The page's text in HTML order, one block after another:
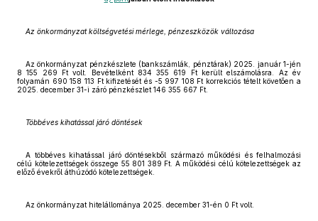
Az önkormányzat költségvetési mérlege, pénzeszközök változása
Az önkormányzat pénzkészlete (bankszámlák, pénztárak) 2025. január 1-jén
8 155 269 Ft volt. Bevételként 834 355 619 Ft került elszámolásra. Az év
folyamán 690 158 113 Ft kifizetését és -5 997 108 Ft korrekciós tételt követően a
2025. december 31-i záró pénzkészlet 146 355 667 Ft.
Többéves kihatással járó döntések
A többéves kihatással járó döntésekből származó működési és felhalmozási
célú kötelezettségek összege 55 801 389 Ft. A működési célú kötelezettségek az
előző évekről áthúzódó kötelezettségek.
Az önkormányzat hitelállománya 2025. december 31-én 0 Ft volt.